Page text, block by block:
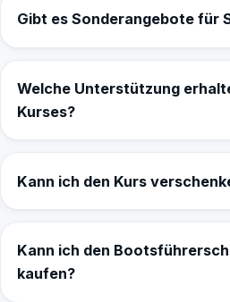
Gibt es Sonderangebote für
Welche Unterstützung
Kurses?
Kann ich den Kurs
Kann ich den
kaufen?